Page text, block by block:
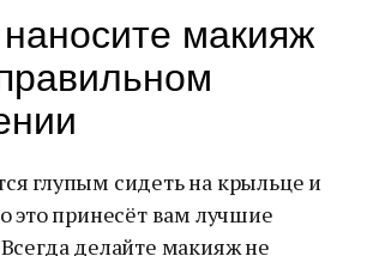
макияж
глупым сидеть на крыльце и
это принесёт вам лучшие
делайте макияж не